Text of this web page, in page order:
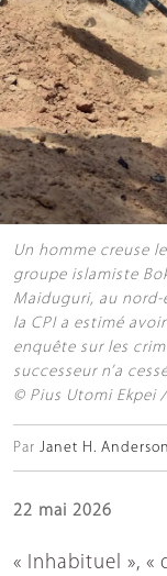
Un homme creuse
groupe islamiste
Maiduguri, au nord-
la CPI a estimé
enquête sur les
successeur n’a
© Pius Utomi Ekpei
Par Janet H. Anderson
22 mai 2026
« Inhabituel », «